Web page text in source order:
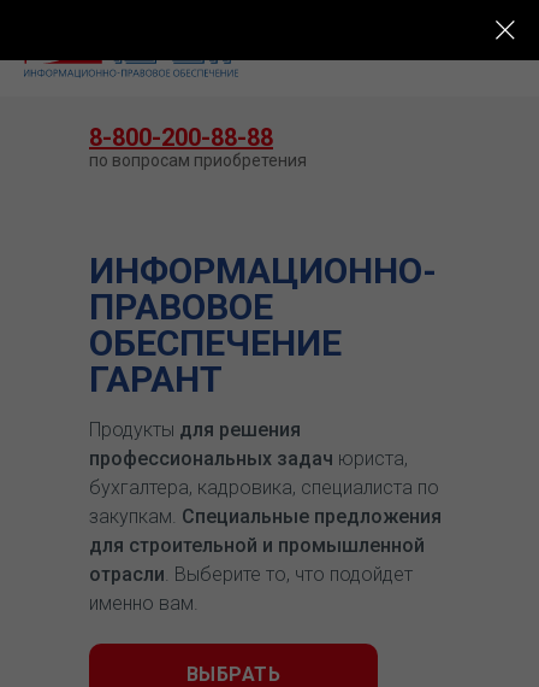
ИНФОРМАЦИОННО-
ПРАВОВОЕ
ОБЕСПЕЧЕНИЕ
ГАРАНТ
Продукты для решения
профессиональных задач юриста,
бухгалтера, кадровика, специалиста по
закупкам. Специальные предложения
для строительной и промышленной
отрасли. Выберите то, что подойдет
именно вам.
ВЫБРАТЬ
8-800-200-88-88
по вопросам приобретения